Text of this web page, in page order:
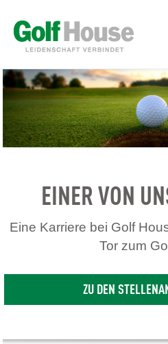
EINER VON
Eine Karriere bei Golf
Tor zum
ZU DEN